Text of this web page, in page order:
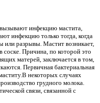
инфекцию мастита,
инфекцию только тогда, когда
или разрывы. Мастит возникает,
соске. Причина, по которой это
матерей, заключается в том,
Первичная бактериальная
некоторых случаях
грудного молока.
связи, связанной с